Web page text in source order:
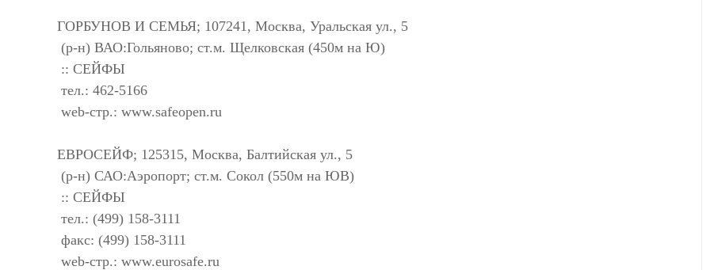
ГОРБУНОВ И СЕМЬЯ; 107241, Москва, Уральская ул., 5
(р-н) ВАО:Гольяново; ст.м. Щелковская (450м на Ю)
:: СЕЙФЫ
тел.: 462-5166
web-стр.: www.safeopen.ru
ЕВРОСЕЙФ; 125315, Москва, Балтийская ул., 5
(р-н) САО:Аэропорт; ст.м. Сокол (550м на ЮВ)
:: СЕЙФЫ
тел.: (499) 158-3111
факс: (499) 158-3111
web-стр.: www.eurosafe.ru